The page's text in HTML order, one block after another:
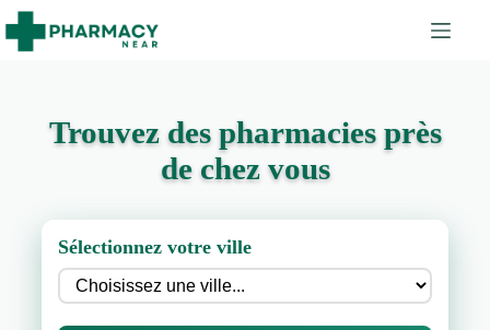
Trouvez des pharmacies près
de chez vous
Sélectionnez votre ville